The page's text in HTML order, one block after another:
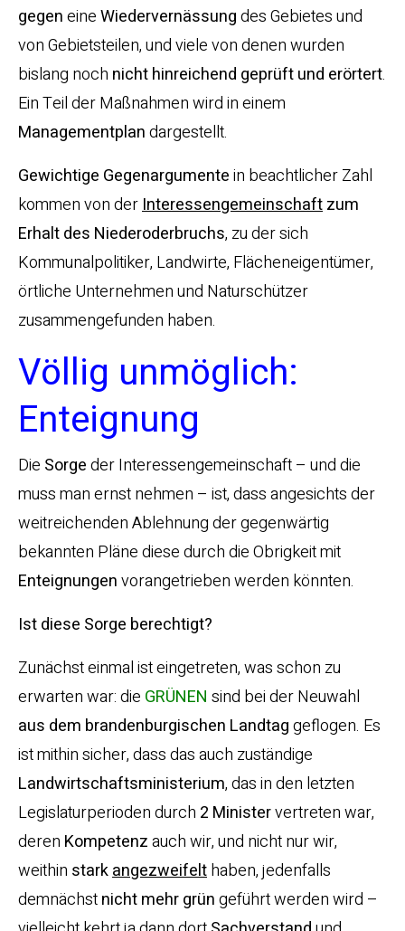
gegeneineWiedervernässungdes Gebietes und
von Gebietsteilen, und viele von denen wurden
bislang noch nicht hinreichend geprüft und erörtert.
Ein Teil der Maßnahmen wird in einem
Managementplandargestellt.
Gewichtige Gegenargumentein beachtlicher Zahl
kommen von derInteressengemeinschaftzum
Erhalt des Niederoderbruchs, zu der sich
Kommunalpolitiker, Landwirte, Flächeneigentümer,
örtliche Unternehmen und Naturschützer
zusammengefunden haben.
Völlig unmöglich:
Enteignung
Die Sorgeder Interessengemeinschaft – und die
muss man ernst nehmen – ist, dass angesichts der
weitreichenden Ablehnung der gegenwärtig
bekannten Pläne diese durch die Obrigkeit mit
Enteignungenvorangetrieben werden könnten.
Ist diese Sorge berechtigt?
Zunächst einmal ist eingetreten, was schon zu
erwarten war: die GRÜNEN sind bei der Neuwahl
aus dem brandenburgischen Landtaggeflogen. Es
ist mithin sicher, dass das auch zuständige
Landwirtschaftsministerium, das in den letzten
Legislaturperioden durch 2 Ministervertreten war,
deren Kompetenzauch wir, und nicht nur wir,
weithin starkangezweifelthaben, jedenfalls
demnächstnicht mehr grüngeführt werden wird –